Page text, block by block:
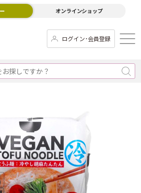
オンラインショップ
ログイン･会員登録